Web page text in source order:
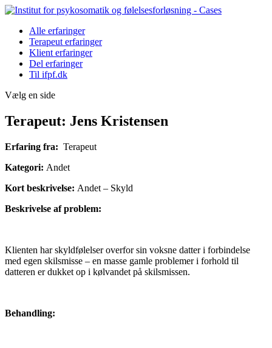
Alle erfaringer
Terapeut erfaringer
Klient erfaringer
Del erfaringer
Til ifpf.dk
Vælg en side
Terapeut: Jens Kristensen
Erfaring fra: Terapeut
Kategori: Andet
Kort beskrivelse: Andet – Skyld
Beskrivelse af problem:
Klienten har skyldfølelser overfor sin voksne datter i forbindelse
med egen skilsmisse – en masse gamle problemer i forhold til
datteren er dukket op i kølvandet på skilsmissen.
Behandling: